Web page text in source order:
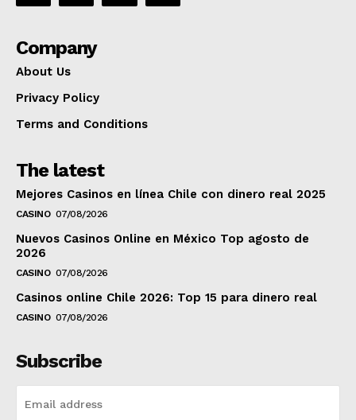
Company
About Us
Privacy Policy
Terms and Conditions
The latest
Mejores Casinos en línea Chile con dinero real 2025
CASINO 07/08/2026
Nuevos Casinos Online en México Top agosto de
2026
CASINO 07/08/2026
Casinos online Chile 2026: Top 15 para dinero real
CASINO 07/08/2026
Subscribe